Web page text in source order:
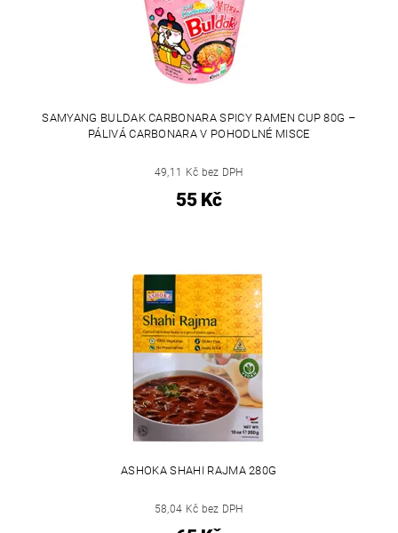
SAMYANG BULDAK CARBONARA SPICY RAMEN CUP 80G –
PÁLIVÁ CARBONARA V POHODLNÉ MISCE
49,11 Kč bez DPH
55 Kč
ASHOKA SHAHI RAJMA 280G
58,04 Kč bez DPH